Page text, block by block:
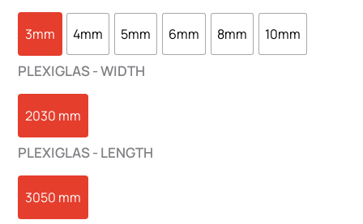
3mm 4mm 5mm 6mm 8mm 10mm
PLEXIGLAS - WIDTH
2030 mm
PLEXIGLAS - LENGTH
3050 mm